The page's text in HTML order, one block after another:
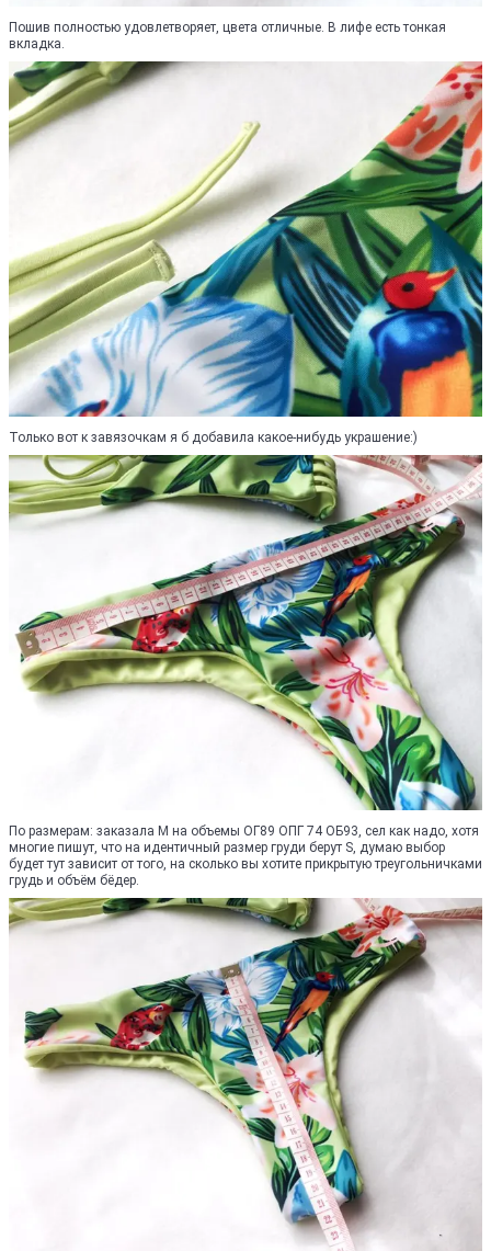
Пошив полностью удовлетворяет, цвета отличные. В лифе есть тонкая
вкладка.
Только вот к завязочкам я б добавила какое-нибудь украшение:)
По размерам: заказала М на объемы ОГ89 ОПГ 74 ОБ93, сел как надо, хотя
многие пишут, что на идентичный размер груди берут S, думаю выбор
будет тут зависит от того, на сколько вы хотите прикрытую треугольничками
грудь и объём бёдер.